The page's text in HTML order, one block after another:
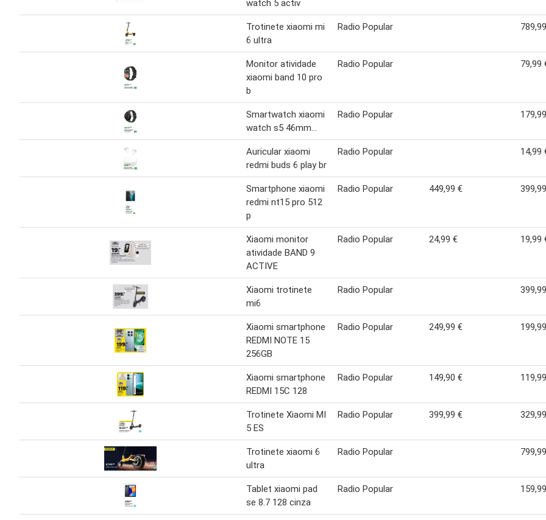
watch 5 activ
Trotinete xiaomi mi
6 ultra
Radio Popular
Monitor atividade
xiaomi band 10 pro
b
Radio Popular 79,99
Smartwatch xiaomi
watch s5 46mm...
Radio Popular
Auricular xiaomi
redmi buds 6 play br
Radio Popular 14,99
Smartphone xiaomi
redmi nt15 pro 512
p
Radio Popular 449,99 €
Xiaomi monitor
atividade BAND 9
ACTIVE
Radio Popular 24,99 € 19,99
Xiaomi trotinete
mi6
Radio Popular
Xiaomi smartphone
REDMI NOTE 15
256GB
Radio Popular 249,99 €
Xiaomi smartphone
REDMI 15C 128
Radio Popular 149,90 €
Trotinete Xiaomi MI
5 ES
Radio Popular 399,99 €
Trotinete xiaomi 6
ultra
Radio Popular
Tablet xiaomi pad
se 8.7 128 cinza
Radio Popular